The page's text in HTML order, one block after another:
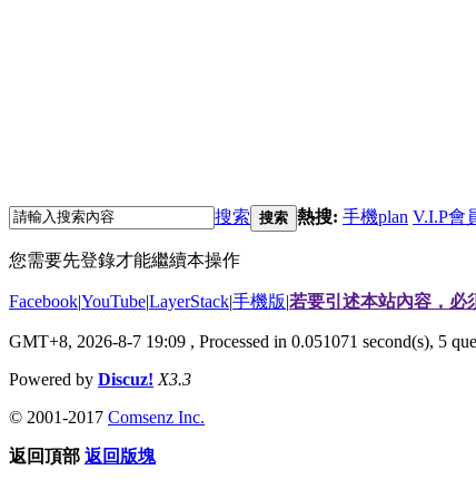
搜索 搜索 熱搜: 手機plan V.I.P會
您需要先登錄才能繼續本操作
Facebook|YouTube|LayerStack|手機版|若要引述本站內容，必
GMT+8, 2026-8-7 19:09 , Processed in 0.051071 second(s), 5
Powered by Discuz! X3.3
© 2001-2017 Comsenz Inc.
返回頂部 返回版塊